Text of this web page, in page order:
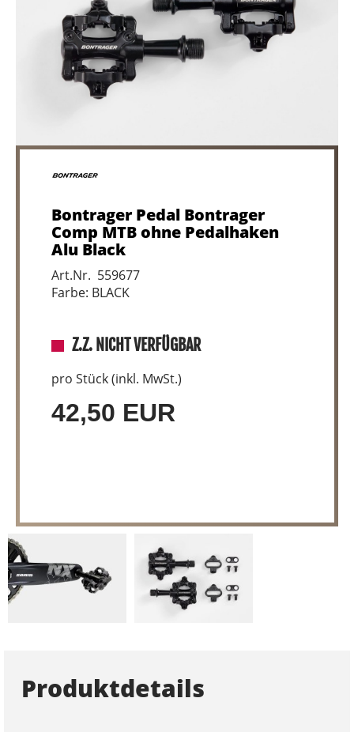
Bontrager Pedal Bontrager
Comp MTB ohne Pedalhaken
Alu Black
Art.Nr. 559677
Farbe: BLACK
Z.Z. NICHT VERFÜGBAR
pro Stück (inkl. MwSt.)
42,50 EUR
Produktdetails